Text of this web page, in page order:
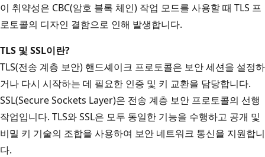
이 취약성은 CBC(암호 블록 체인) 작업 모드를 사용할 때 TLS 프
로토콜의 디자인 결함으로 인해 발생합니다.
TLS 및 SSL이란?
TLS(전송 계층 보안) 핸드셰이크 프로토콜은 보안 세션을 설정하
거나 다시 시작하는 데 필요한 인증 및 키 교환을 담당합니다.
SSL(Secure Sockets Layer)은 전송 계층 보안 프로토콜의 선행
작업입니다. TLS와 SSL은 모두 동일한 기능을 수행하고 공개 및
비밀 키 기술의 조합을 사용하여 보안 네트워크 통신을 지원합니
다.